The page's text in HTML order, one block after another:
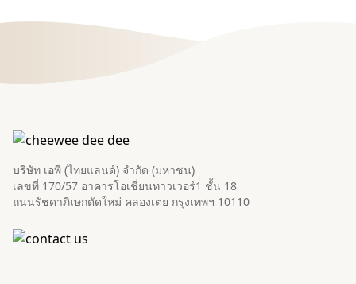
บริษัท เอพี (ไทยแลนด์) จำกัด (มหาชน)
เลขที่ 170/57 อาคารโอเชี่ยนทาวเวอร์1 ชั้น 18
ถนนรัชดาภิเษกตัดใหม่ คลองเตย กรุงเทพฯ 10110